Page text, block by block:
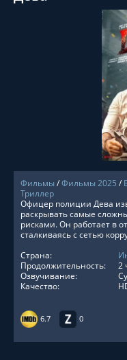
Фильмы/Фильмы 2025 /
Триллер
6.7 0
Офицер полиции Дева
раскрывать самые
рисками. Он работает в
сталкиваясь с сетью
Страна:
Продолжительность:
2
Озвучивание:
Качество: